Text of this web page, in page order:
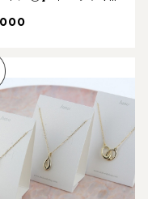
。キャンペーン対象商